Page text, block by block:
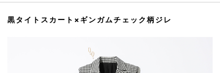
黒タイトスカート×ギンガムチェック柄ジレ